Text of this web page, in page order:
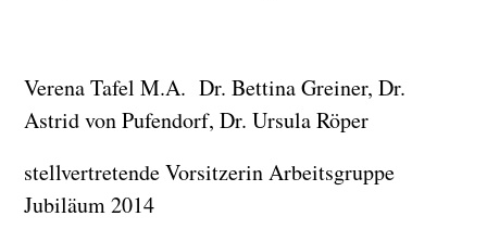
Verena Tafel M.A. Dr. Bettina Greiner, Dr.
Astrid von Pufendorf, Dr. Ursula Röper
stellvertretende Vorsitzerin Arbeitsgruppe
Jubiläum 2014